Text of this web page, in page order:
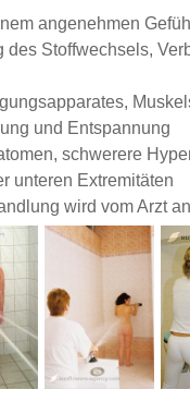
angenehmen
Stoffwechsels,
und Entspannung
schwerere
unteren Extremitäten
wird vom Arzt